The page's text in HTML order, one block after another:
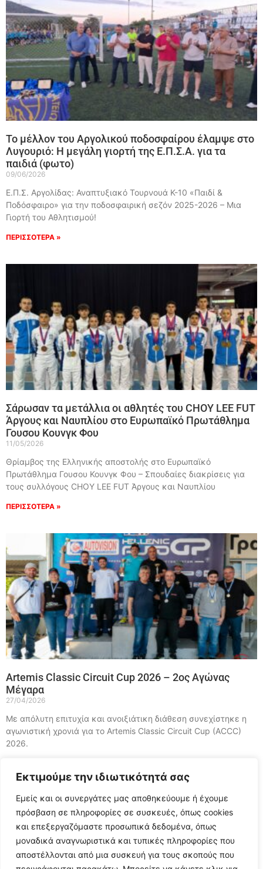
Εκτιμούμε την ιδιωτικότητά σας
Εμείς και οι συνεργάτες μας αποθηκεύουμε ή έχουμε
πρόσβαση σε πληροφορίες σε συσκευές, όπως cookies
και επεξεργαζόμαστε προσωπικά δεδομένα, όπως
μοναδικά αναγνωριστικά και τυπικές πληροφορίες που
αποστέλλονται από μια συσκευή για τους σκοπούς που
Το μέλλον του Αργολικού ποδοσφαίρου έλαμψε στο
Λυγουριό: Η μεγάλη γιορτή της Ε.Π.Σ.Α. για τα
παιδιά (φωτο)
09/06/2026
Ε.Π.Σ. Αργολίδας: Αναπτυξιακό Τουρνουά Κ-10 «Παιδί &
Ποδόσφαιρο» για την ποδοσφαιρική σεζόν 2025-2026 – Μια
Γιορτή του Αθλητισμού!
ΠΕΡΙΣΣΟΤΕΡΑ »
Σάρωσαν τα μετάλλια οι αθλητές του CHOY LEE FUT
Άργους και Ναυπλίου στο Ευρωπαϊκό Πρωτάθλημα
Γουσου Κουνγκ Φου
11/05/2026
Θρίαμβος της Ελληνικής αποστολής στο Ευρωπαϊκό
Πρωτάθλημα Γουσου Κουνγκ Φου – Σπουδαίες διακρίσεις για
τους συλλόγους CHOY LEE FUT Άργους και Ναυπλίου
ΠΕΡΙΣΣΟΤΕΡΑ »
Artemis Classic Circuit Cup 2026 – 2ος Αγώνας
Μέγαρα
27/04/2026
Με απόλυτη επιτυχία και ανοιξιάτικη διάθεση συνεχίστηκε η
αγωνιστική χρονιά για το Artemis Classic Circuit Cup (ACCC)
2026.
Load More